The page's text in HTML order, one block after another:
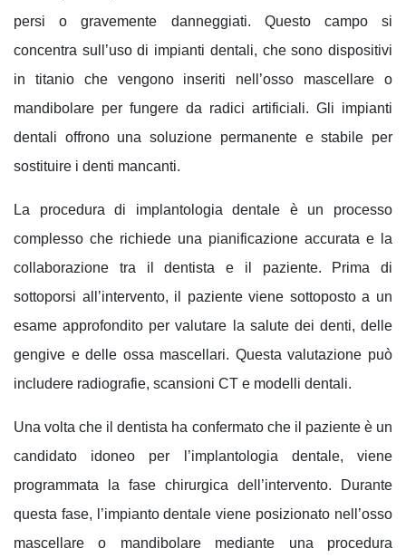
persi o gravemente danneggiati. Questo campo si
concentra sull’uso di impianti dentali, che sono dispositivi
in titanio che vengono inseriti nell’osso mascellare o
mandibolare per fungere da radici artificiali. Gli impianti
dentali offrono una soluzione permanente e stabile per
sostituire i denti mancanti.
La procedura di implantologia dentale è un processo
complesso che richiede una pianificazione accurata e la
collaborazione tra il dentista e il paziente. Prima di
sottoporsi all’intervento, il paziente viene sottoposto a un
esame approfondito per valutare la salute dei denti, delle
gengive e delle ossa mascellari. Questa valutazione può
includere radiografie, scansioni CT e modelli dentali.
Una volta che il dentista ha confermato che il paziente è un
candidato idoneo per l’implantologia dentale, viene
programmata la fase chirurgica dell’intervento. Durante
questa fase, l’impianto dentale viene posizionato nell’osso
mascellare o mandibolare mediante una procedura